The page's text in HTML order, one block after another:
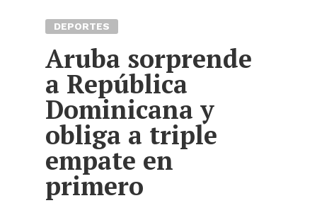
DEPORTES
Aruba sorprende
a República
Dominicana y
obliga a triple
empate en
primero